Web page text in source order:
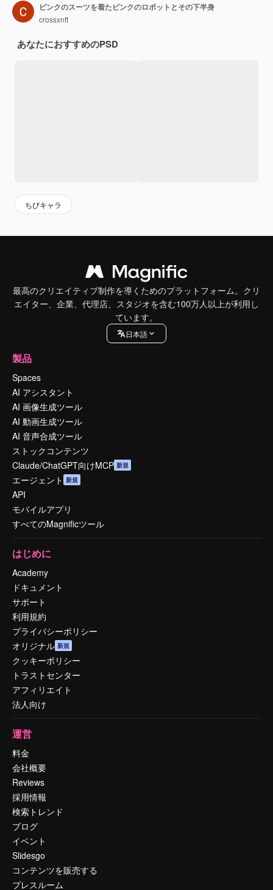
ピンクのスーツを着たピンクのロボットとその下半身
crossxnft
あなたにおすすめのPSD
ちびキャラ
最高のクリエイティブ制作を導くためのプラットフォーム。クリ
エイター、企業、代理店、スタジオを含む100万人以上が利用し
ています。
日本語
製品
Spaces
AI アシスタント
AI 画像生成ツール
AI 動画生成ツール
AI 音声合成ツール
ストックコンテンツ
Claude/ChatGPT向けMCP 新規
エージェント 新規
API
モバイルアプリ
すべてのMagnificツール
はじめに
Academy
ドキュメント
サポート
利用規約
プライバシーポリシー
オリジナル 新規
クッキーポリシー
トラストセンター
アフィリエイト
法人向け
運営
料金
会社概要
Reviews
採用情報
検索トレンド
ブログ
イベント
Slidesgo
コンテンツを販売する
プレスルーム